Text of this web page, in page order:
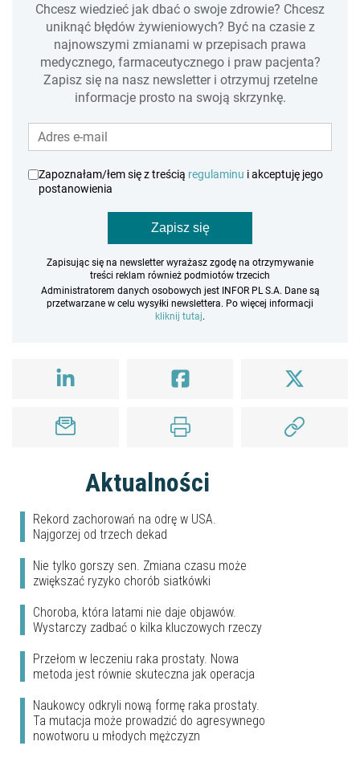
Chcesz wiedzieć jak dbać o swoje zdrowie? Chcesz
uniknąć błędów żywieniowych? Być na czasie z
najnowszymi zmianami w przepisach prawa
medycznego, farmaceutycznego i praw pacjenta?
Zapisz się na nasz newsletter i otrzymuj rzetelne
informacje prosto na swoją skrzynkę.
Zapoznałam/łem się z treścią regulaminu i akceptuję jego
postanowienia
Zapisz się
Zapisując się na newsletter wyrażasz zgodę na otrzymywanie
treści reklam również podmiotów trzecich
Administratorem danych osobowych jest INFOR PL S.A. Dane są
przetwarzane w celu wysyłki newslettera. Po więcej informacji
kliknij tutaj.
Aktualności
Rekord zachorowań na odrę w USA.
Najgorzej od trzech dekad
Nie tylko gorszy sen. Zmiana czasu może
zwiększać ryzyko chorób siatkówki
Choroba, która latami nie daje objawów.
Wystarczy zadbać o kilka kluczowych rzeczy
Przełom w leczeniu raka prostaty. Nowa
metoda jest równie skuteczna jak operacja
Naukowcy odkryli nową formę raka prostaty.
Ta mutacja może prowadzić do agresywnego
nowotworu u młodych mężczyzn